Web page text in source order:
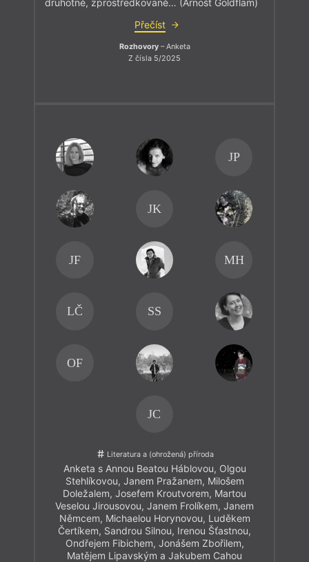
Přečíst
Rozhovory– Anketa
Z čísla 5/2025
JP
JK
JF MH
LČ SS
OF
JC
Literatura a (ohrožená) příroda
Anketa s Annou Beatou Háblovou, Olgou
Stehlíkovou, Janem Pražanem, Milošem
Doležalem, Josefem Kroutvorem, Martou
Veselou Jirousovou, Janem Frolíkem, Janem
Němcem, Michaelou Horynovou, Luděkem
Čertíkem, Sandrou Silnou, Irenou Šťastnou,
Ondřejem Fibichem, Jonášem Zbořilem,
Matějem Lipavským a Jakubem Cahou